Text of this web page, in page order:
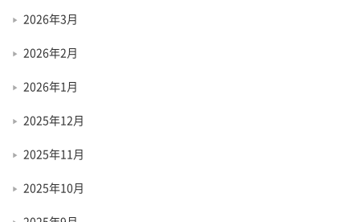
2026年3月
2026年2月
2026年1月
2025年12月
2025年11月
2025年10月